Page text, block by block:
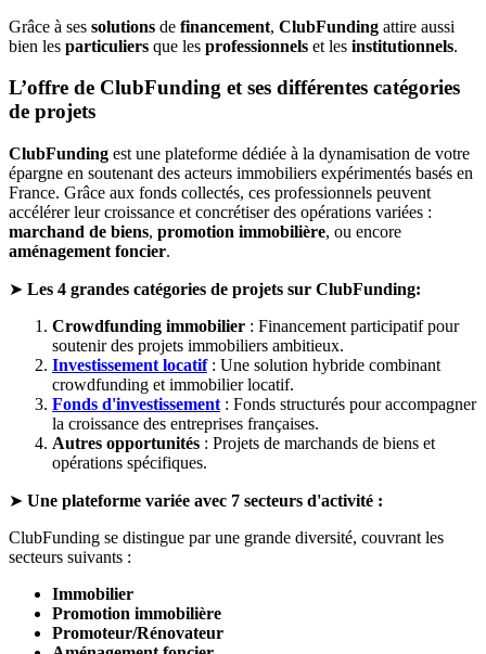
Grâce à ses solutions de financement, ClubFunding attire aussi
bien les particuliers que les professionnels et les institutionnels.
L’offre de ClubFunding et ses différentes catégories
de projets
ClubFunding est une plateforme dédiée à la dynamisation de votre
épargne en soutenant des acteurs immobiliers expérimentés basés en
France. Grâce aux fonds collectés, ces professionnels peuvent
accélérer leur croissance et concrétiser des opérations variées :
marchand de biens, promotion immobilière, ou encore
aménagement foncier.
➤ Les 4 grandes catégories de projets sur ClubFunding:
Crowdfunding immobilier : Financement participatif pour
soutenir des projets immobiliers ambitieux.
Investissement locatif: Une solution hybride combinant
crowdfunding et immobilier locatif.
Fonds d'investissement : Fonds structurés pour accompagner
la croissance des entreprises françaises.
Autres opportunités : Projets de marchands de biens et
opérations spécifiques.
➤ Une plateforme variée avec 7 secteurs d'activité :
ClubFunding se distingue par une grande diversité, couvrant les
secteurs suivants :
Immobilier
Promotion immobilière
Promoteur/Rénovateur